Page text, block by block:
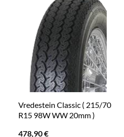
Vredestein Classic ( 215/70
R15 98W WW 20mm )
478,90€